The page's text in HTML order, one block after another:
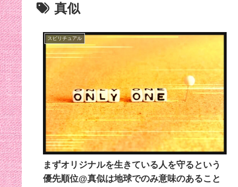
真似
スピリチュアル
まずオリジナルを生きている人を守るという
優先順位@真似は地球でのみ意味のあること